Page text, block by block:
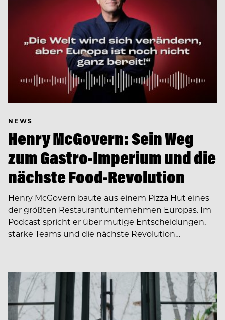
NEWS
Henry McGovern: Sein Weg
zum Gastro-Imperium und die
nächste Food-Revolution
Henry McGovern baute aus einem Pizza Hut eines
der größten Restaurantunternehmen Europas. Im
Podcast spricht er über mutige Entscheidungen,
starke Teams und die nächste Revolution…